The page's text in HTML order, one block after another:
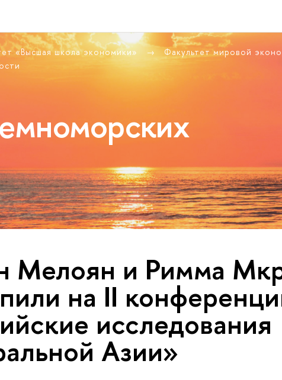
«Высшая школа экономики»
Факультет мировой
Мелоян и Римма
на II
исследования
Азии»